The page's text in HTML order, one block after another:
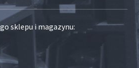
sklepu i magazynu: